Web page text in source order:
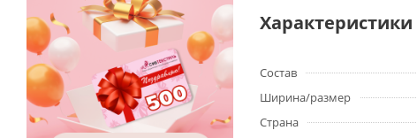
Характеристики
Состав
Ширина/размер
Страна